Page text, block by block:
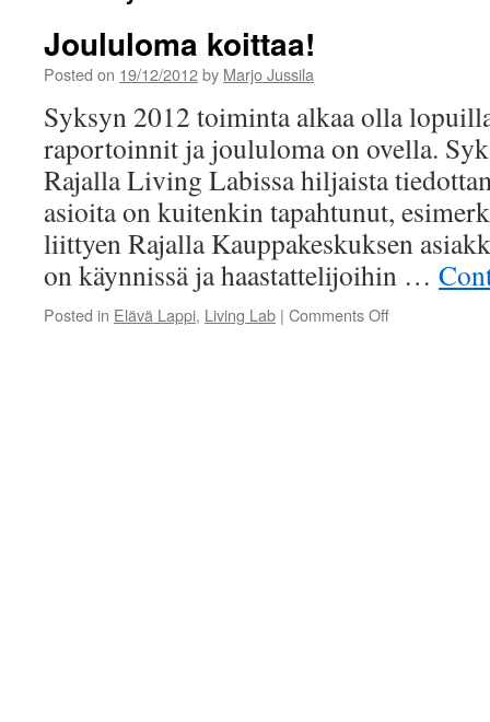
Joululoma koittaa!
Posted on 19/12/2012by Marjo Jussila
Syksyn 2012 toiminta alkaa olla
raportoinnit ja joululoma on ovella.
Rajalla Living Labissa hiljaista
asioita on kuitenkin tapahtunut,
liittyen Rajalla Kauppakeskuksen
on käynnissä ja haastattelijoihin …
Posted in Elävä Lappi, Living Lab | Comments Offon